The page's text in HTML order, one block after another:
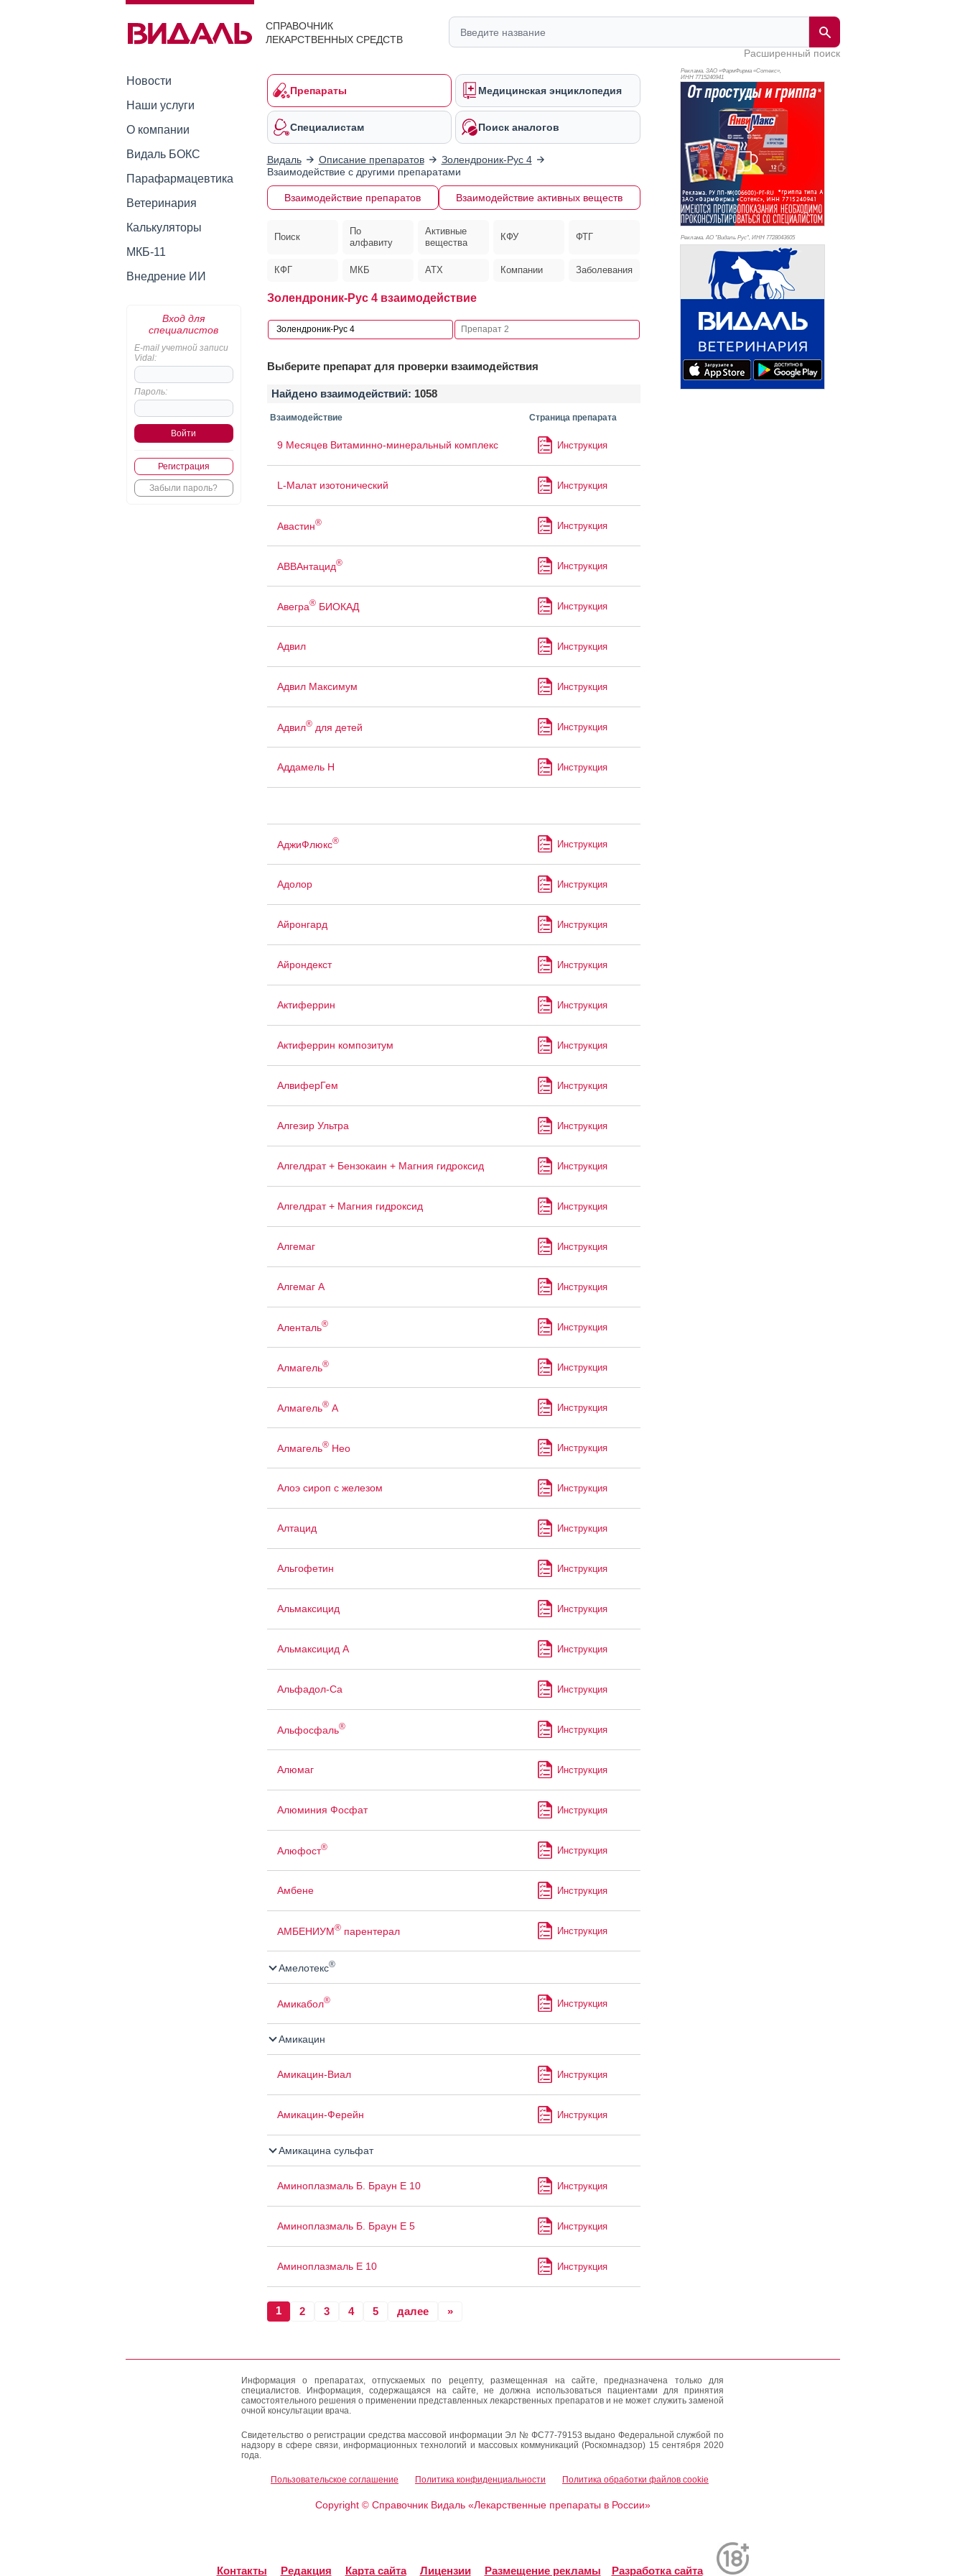
СПРАВОЧНИК
ЛЕКАРСТВЕННЫХ СРЕДСТВ
Расширенный поиск
Новости
Наши услуги
О компании
Видаль БОКС
Парафармацевтика
Ветеринария
Калькуляторы
МКБ-11
Внедрение ИИ
Вход для
специалистов
E-mail учетной записи
Vidal:
Пароль:
Регистрация
Забыли пароль?
Препараты Медицинская энциклопедия
Специалистам Поиск аналогов
Видаль Описание препаратов
Золендроник-Рус 4
Взаимодействие с другими препаратами
Взаимодействие препаратов Взаимодействие активных веществ
Поиск
По
алфавиту
Активные
вещества
КФУ ФТГ
КФГ МКБ АТХ Компании Заболевания
Золендроник-Рус 4 взаимодействие
Выберите препарат для проверки взаимодействия
Найдено взаимодействий: 1058
Взаимодействие Страница препарата
9 Месяцев Витаминно-минеральный комплекс Инструкция
L-Малат изотонический Инструкция
Авастин® Инструкция
АВВАнтацид® Инструкция
Авегра®БИОКАД Инструкция
Адвил Инструкция
Адвил Максимум Инструкция
Адвил®для детей Инструкция
Аддамель Н Инструкция
АджиФлюкс® Инструкция
Адолор Инструкция
Айронгард Инструкция
Айрондекст Инструкция
Актиферрин Инструкция
Актиферрин композитум Инструкция
АлвиферГем Инструкция
Алгезир Ультра Инструкция
Алгелдрат + Бензокаин + Магния гидроксид Инструкция
Алгелдрат + Магния гидроксид Инструкция
Алгемаг Инструкция
Алгемаг А Инструкция
Аленталь® Инструкция
Алмагель® Инструкция
Алмагель®А Инструкция
Алмагель®Нео Инструкция
Алоэ сироп с железом Инструкция
Алтацид Инструкция
Альгофетин Инструкция
Альмаксицид Инструкция
Альмаксицид А Инструкция
Альфадол-Са Инструкция
Альфосфаль® Инструкция
Алюмаг Инструкция
Алюминия Фосфат Инструкция
Алюфост® Инструкция
Амбене Инструкция
АМБЕНИУМ®парентерал Инструкция
Амелотекс®
Амикабол® Инструкция
Амикацин
Амикацин-Виал Инструкция
Амикацин-Ферейн Инструкция
Амикацина сульфат
Аминоплазмаль Б. Браун Е 10 Инструкция
Аминоплазмаль Б. Браун Е 5 Инструкция
Аминоплазмаль Е 10 Инструкция
1 2 3 4 5 далее »
Реклама. ЗАО «ФармФирма «Сотекс»,
ИНН 7715240941
Реклама. АО "Видаль Рус", ИНН 7728043605
Информация о препаратах, отпускаемых по рецепту, размещенная на сайте, предназначена только для
специалистов. Информация, содержащаяся на сайте, не должна использоваться пациентами для принятия
самостоятельного решения о применении представленных лекарственных препаратов и не может служить заменой
очной консультации врача.
Свидетельство о регистрации средства массовой информации Эл № ФС77-79153 выдано Федеральной службой по
надзору в сфере связи, информационных технологий и массовых коммуникаций (Роскомнадзор) 15 сентября 2020
года.
Пользовательское соглашение Политика конфиденциальности Политика обработки файлов cookie
Copyright ©Справочник Видаль «Лекарственные препараты в России»
Контакты Редакция Карта сайта Лицензии Размещение рекламы Разработка сайта